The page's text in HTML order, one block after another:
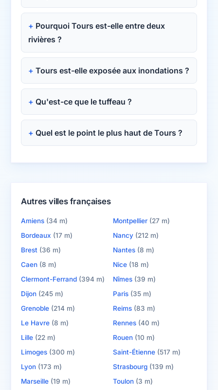
Pourquoi Tours est-elle entre deux
rivières ?
Tours est-elle exposée aux inondations ?
Qu'est-ce que le tuffeau ?
Quel est le point le plus haut de Tours ?
Autres villes françaises
Amiens (34 m)
Bordeaux (17 m)
Brest (36 m)
Caen (8 m)
Clermont-Ferrand (394 m)
Dijon (245 m)
Grenoble (214 m)
Le Havre (8 m)
Lille (22 m)
Limoges (300 m)
Lyon (173 m)
Marseille (19 m)
Montpellier (27 m)
Nancy (212 m)
Nantes (8 m)
Nice (18 m)
Nîmes (39 m)
Paris (35 m)
Reims (83 m)
Rennes (40 m)
Rouen (10 m)
Saint-Étienne (517 m)
Strasbourg (139 m)
Toulon (3 m)